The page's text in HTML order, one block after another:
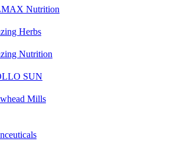
Nutrition
Herbs
Nutrition
SUN
Mills